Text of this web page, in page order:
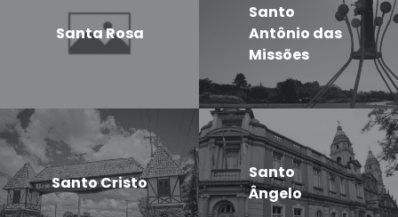
Santa Rosa
Santo
Antônio das
Missões
Santo Cristo
Santo
Ângelo